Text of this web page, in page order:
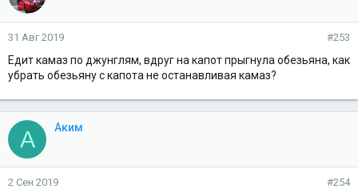
31 Авг 2019 #253
Едит камаз по джунглям, вдруг на капот прыгнула обезьяна, как
убрать обезьяну с капота не останавливая камаз?
А Аким
2 Сен 2019 #254